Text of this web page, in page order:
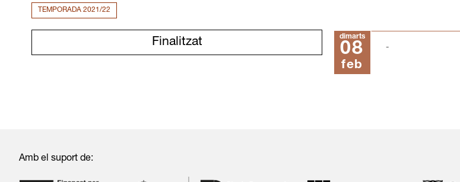
TEMPORADA 2021/22
Finalitzat dimarts
08
feb
Amb el suport de: